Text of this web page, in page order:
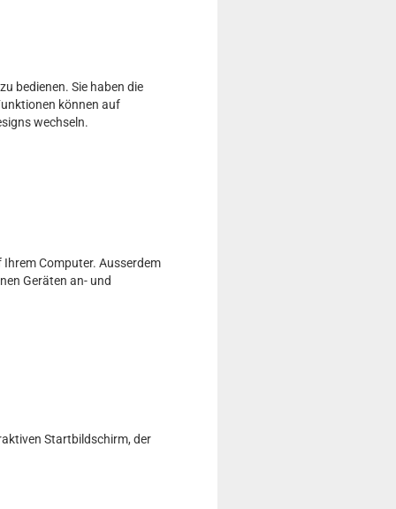
bedienen. Sie haben die
können auf
wechseln.
Computer. Ausserdem
Geräten an- und
Startbildschirm, der